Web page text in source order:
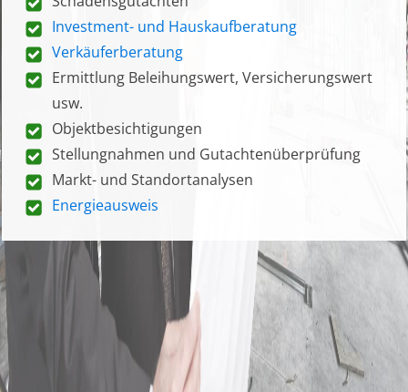
Investment- und Hauskaufberatung
Verkäuferberatung
Ermittlung Beleihungswert, Versicherungswert
usw.
Objektbesichtigungen
Stellungnahmen und Gutachtenüberprüfung
Markt- und Standortanalysen
Energieausweis